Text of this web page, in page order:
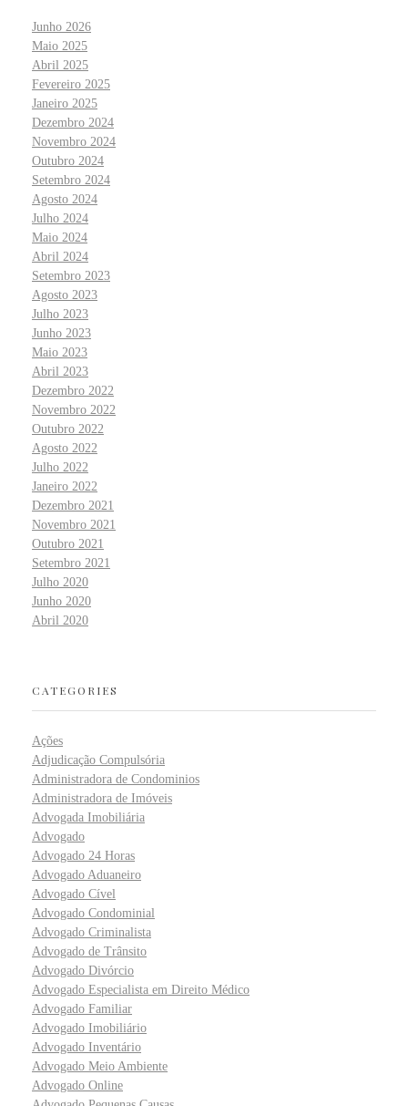
Junho 2026
Maio 2025
Abril 2025
Fevereiro 2025
Janeiro 2025
Dezembro 2024
Novembro 2024
Outubro 2024
Setembro 2024
Agosto 2024
Julho 2024
Maio 2024
Abril 2024
Setembro 2023
Agosto 2023
Julho 2023
Junho 2023
Maio 2023
Abril 2023
Dezembro 2022
Novembro 2022
Outubro 2022
Agosto 2022
Julho 2022
Janeiro 2022
Dezembro 2021
Novembro 2021
Outubro 2021
Setembro 2021
Julho 2020
Junho 2020
Abril 2020
CATEGORIES
Ações
Adjudicação Compulsória
Administradora de Condominios
Administradora de Imóveis
Advogada Imobiliária
Advogado
Advogado 24 Horas
Advogado Aduaneiro
Advogado Cível
Advogado Condominial
Advogado Criminalista
Advogado de Trânsito
Advogado Divórcio
Advogado Especialista em Direito Médico
Advogado Familiar
Advogado Imobiliário
Advogado Inventário
Advogado Meio Ambiente
Advogado Online